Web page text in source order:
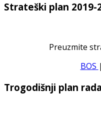
Strateški plan 2019-
Preuzmite
BOS |
Trogodišnji plan